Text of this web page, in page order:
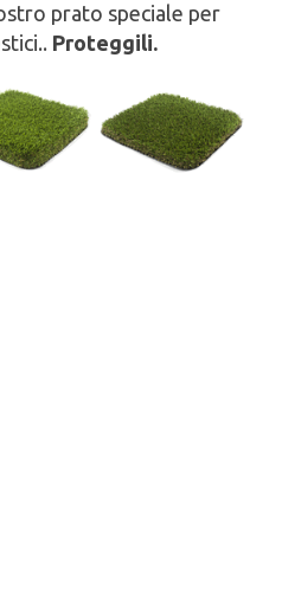
prato speciale per
Proteggili.